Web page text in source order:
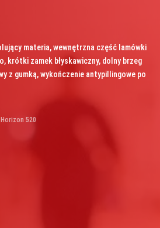
materia, wewnętrzna część lamówki
krótki zamek błyskawiczny, dolny brzeg
z gumką, wykończenie antypillingowe po
520